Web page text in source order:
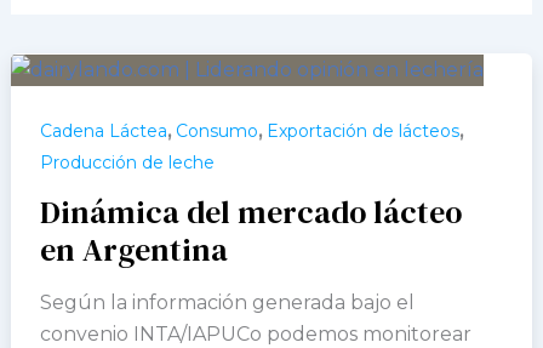
Cadena Láctea, Consumo, Exportación de lácteos,
Producción de leche
Dinámica del mercado lácteo
en Argentina
Según la información generada bajo el
convenio INTA/IAPUCo podemos monitorear